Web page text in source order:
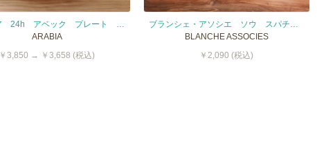
ARABIA
￥3,850 → ￥3,658 (税込)
BLANCHE ASSOCIES
￥2,090 (税込)